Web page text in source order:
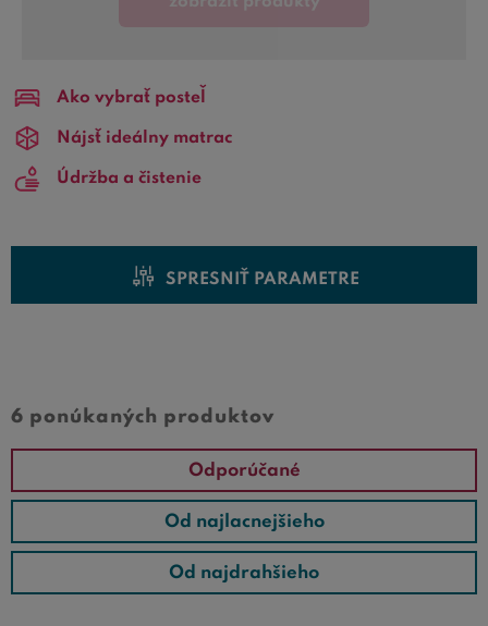
skvelých matracov so strieborným vláknom na
Bezvapostele.sk.
matrac, alebo využiť nášho
Ďalej potom informácie oúdržbe a čistení matracov.
zhodnotíme ich tuhosť. Náš magazín zasa prináša
Ako vybrať posteľ
Nájsť ideálny matrac
Údržba a čistenie
SPRESNIŤ PARAMETRE
6 ponúkaných produktov
Odporúčané
Od najlacnejšieho
Od najdrahšieho